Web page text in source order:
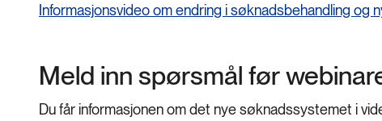
Informasjonsvideo om endring i søknadsbehandling og
Meld inn spørsmål før
Du får informasjonen om det nye søknadssystemet i